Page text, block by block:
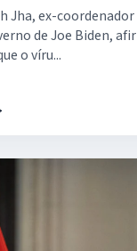
Jha, ex-
de Joe Biden,
o víru...